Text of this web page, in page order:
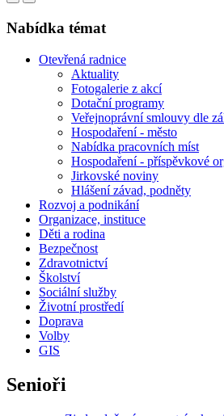
Nabídka témat
Otevřená radnice
Aktuality
Fotogalerie z akcí
Dotační programy
Veřejnoprávní smlouvy dle
Hospodaření - město
Nabídka pracovních míst
Hospodaření - příspěvkové
Jirkovské noviny
Hlášení závad, podněty
Rozvoj a podnikání
Organizace, instituce
Děti a rodina
Bezpečnost
Zdravotnictví
Školství
Sociální služby
Životní prostředí
Doprava
Volby
GIS
Senioři